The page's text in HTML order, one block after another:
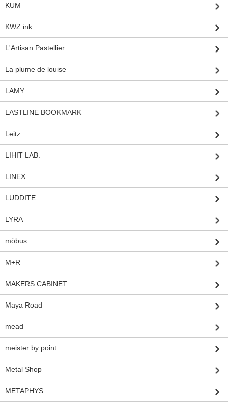
KUM
KWZ ink
L'Artisan Pastellier
La plume de louise
LAMY
LASTLINE BOOKMARK
Leitz
LIHIT LAB.
LINEX
LUDDITE
LYRA
möbus
M+R
MAKERS CABINET
Maya Road
mead
meister by point
Metal Shop
METAPHYS